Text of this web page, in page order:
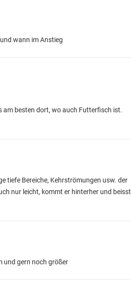
wann im Anstieg
am besten dort, wo auch Futterfisch ist.
tiefe Bereiche, Kehrströmungen usw. der
nur leicht, kommt er hinterher und beisst
und gern noch größer